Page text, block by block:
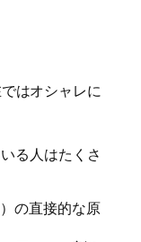
はオシャレに
る人はたくさ
の直接的な原